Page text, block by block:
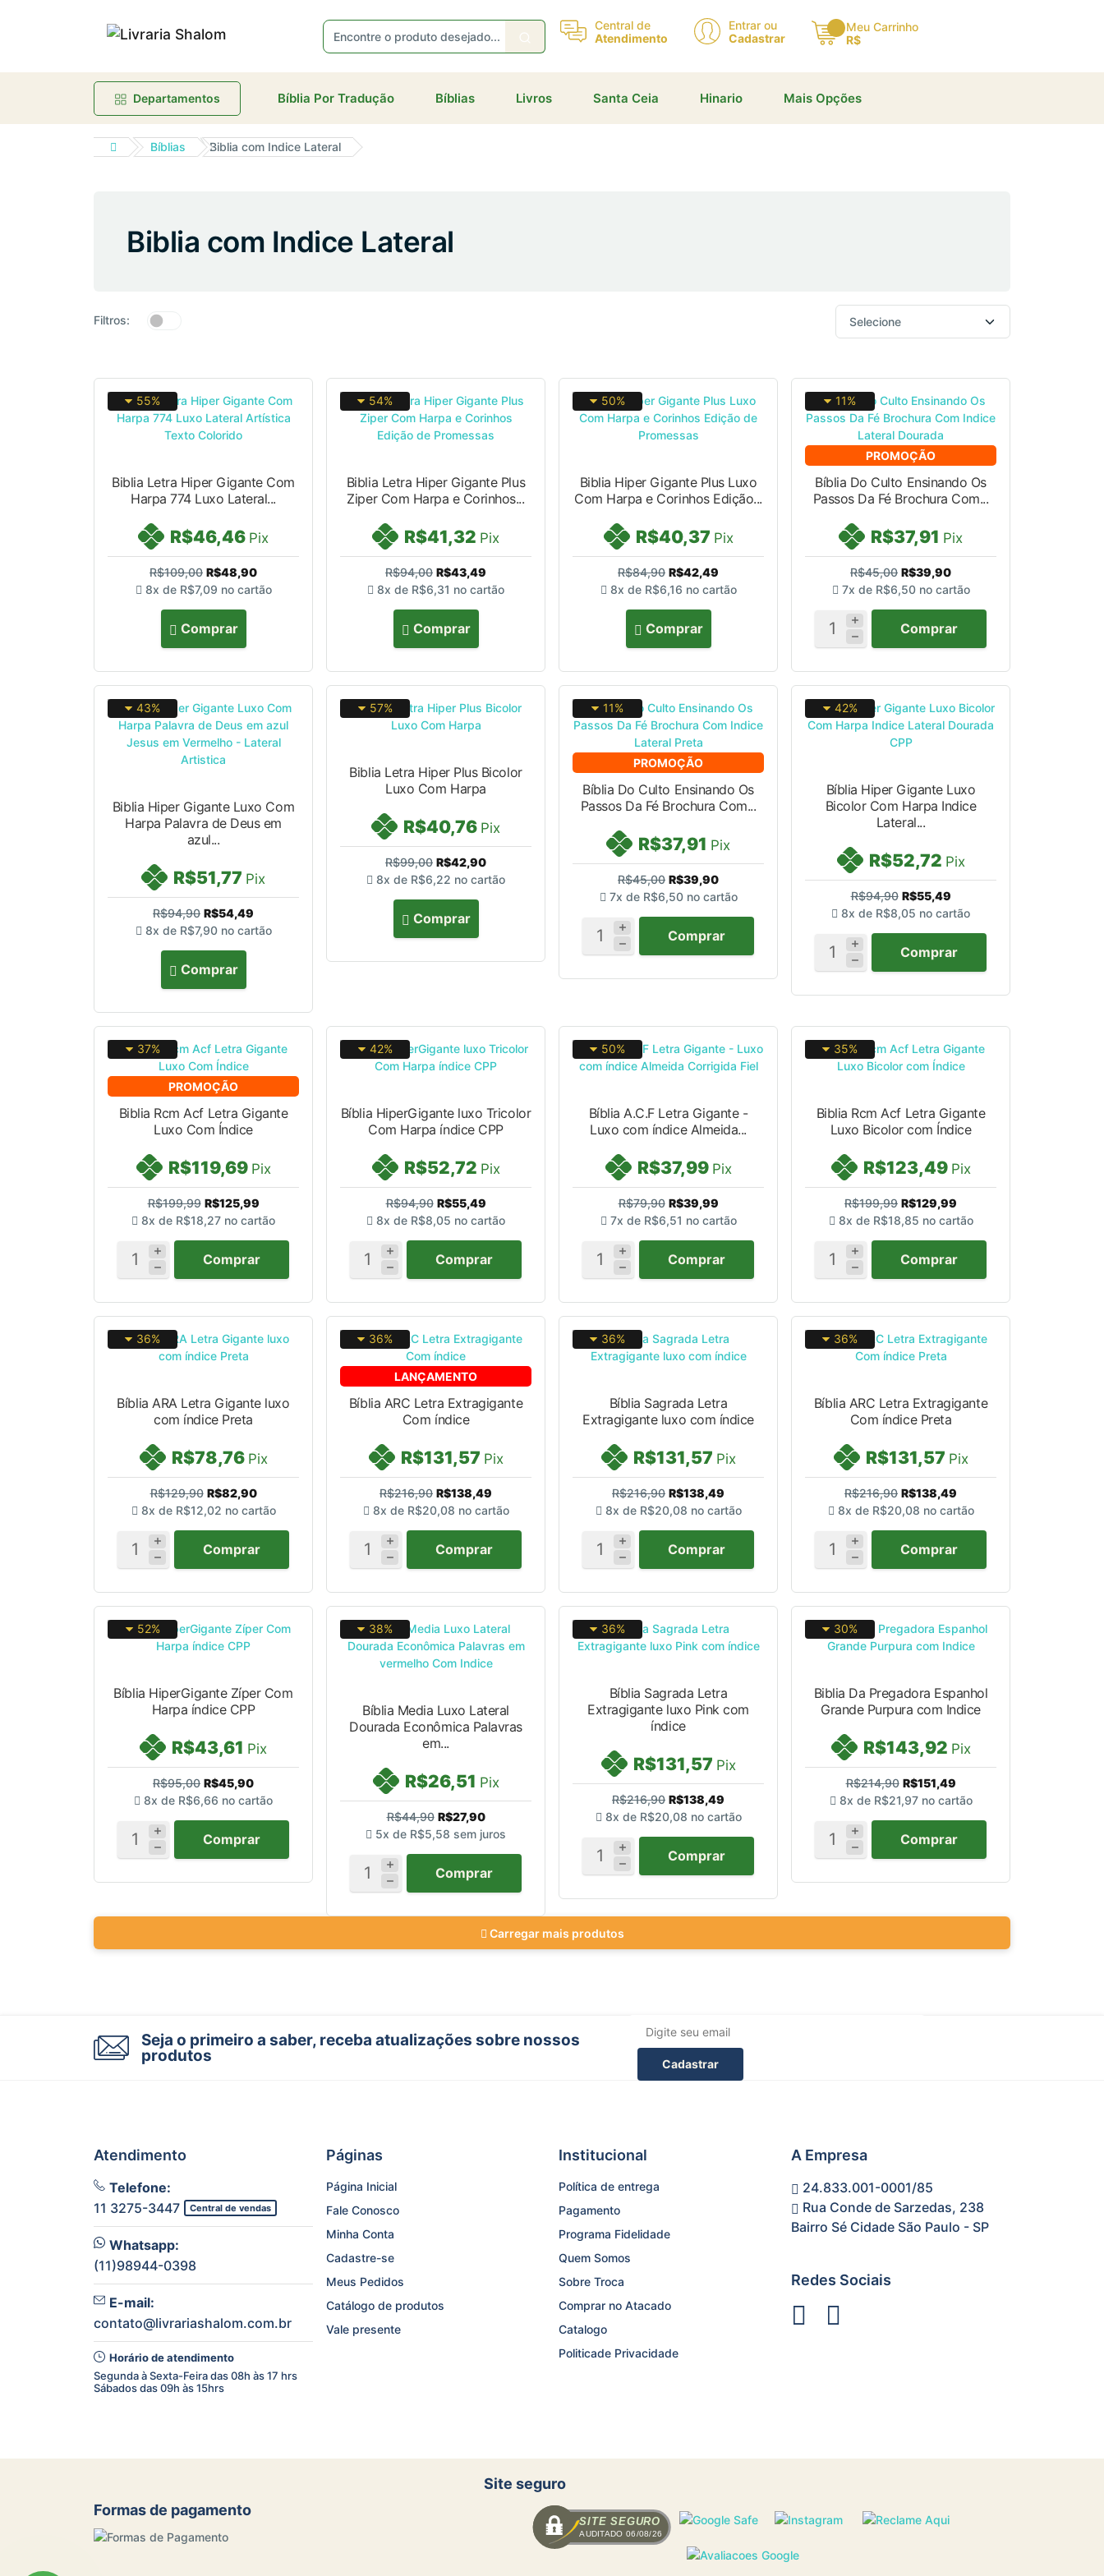
Central de
Atendimento
Entrar ou
Cadastrar
Meu Carrinho
R$
Departamentos Bíblia Por Tradução Bíblias Livros Santa Ceia Hinario Mais Opções
Bíblias Biblia com Indice Lateral
Biblia com Indice Lateral
Filtros:
55%
Biblia Letra Hiper Gigante Com
Harpa 774 Luxo Lateral...
R$46,46 Pix
R$109,00 R$48,90
8x de R$7,09 no cartão
Comprar
54%
Biblia Letra Hiper Gigante Plus
Ziper Com Harpa e Corinhos...
R$41,32 Pix
R$94,00 R$43,49
8x de R$6,31 no cartão
Comprar
50%
Biblia Hiper Gigante Plus Luxo
Com Harpa e Corinhos Edição...
R$40,37 Pix
R$84,90 R$42,49
8x de R$6,16 no cartão
Comprar
PROMOÇÃO
11%
Bíblia Do Culto Ensinando Os
Passos Da Fé Brochura Com...
R$37,91 Pix
R$45,00 R$39,90
7x de R$6,50 no cartão
Comprar
43%
Biblia Hiper Gigante Luxo Com
Harpa Palavra de Deus em
azul...
R$51,77 Pix
R$94,90 R$54,49
8x de R$7,90 no cartão
Comprar
57%
Biblia Letra Hiper Plus Bicolor
Luxo Com Harpa
R$40,76 Pix
R$99,00 R$42,90
8x de R$6,22 no cartão
Comprar
PROMOÇÃO
11%
Bíblia Do Culto Ensinando Os
Passos Da Fé Brochura Com...
R$37,91 Pix
R$45,00 R$39,90
7x de R$6,50 no cartão
Comprar
42%
Bíblia Hiper Gigante Luxo
Bicolor Com Harpa Indice
Lateral...
R$52,72 Pix
R$94,90 R$55,49
8x de R$8,05 no cartão
Comprar
PROMOÇÃO
37%
Biblia Rcm Acf Letra Gigante
Luxo Com Índice
R$119,69 Pix
R$199,99 R$125,99
8x de R$18,27 no cartão
Comprar
42%
Bíblia HiperGigante luxo Tricolor
Com Harpa índice CPP
R$52,72 Pix
R$94,90 R$55,49
8x de R$8,05 no cartão
Comprar
50%
Bíblia A.C.F Letra Gigante -
Luxo com índice Almeida...
R$37,99 Pix
R$79,90 R$39,99
7x de R$6,51 no cartão
Comprar
35%
Biblia Rcm Acf Letra Gigante
Luxo Bicolor com Índice
R$123,49 Pix
R$199,99 R$129,99
8x de R$18,85 no cartão
Comprar
36%
Bíblia ARA Letra Gigante luxo
com índice Preta
R$78,76 Pix
R$129,90 R$82,90
8x de R$12,02 no cartão
Comprar
LANÇAMENTO
36%
Bíblia ARC Letra Extragigante
Com índice
R$131,57 Pix
R$216,90 R$138,49
8x de R$20,08 no cartão
Comprar
36%
Bíblia Sagrada Letra
Extragigante luxo com índice
R$131,57 Pix
R$216,90 R$138,49
8x de R$20,08 no cartão
Comprar
36%
Bíblia ARC Letra Extragigante
Com índice Preta
R$131,57 Pix
R$216,90 R$138,49
8x de R$20,08 no cartão
Comprar
52%
Bíblia HiperGigante Zíper Com
Harpa índice CPP
R$43,61 Pix
R$95,00 R$45,90
8x de R$6,66 no cartão
Comprar
38%
Bíblia Media Luxo Lateral
Dourada Econômica Palavras
em...
R$26,51 Pix
R$44,90 R$27,90
5x de R$5,58 sem juros
Comprar
36%
Bíblia Sagrada Letra
Extragigante luxo Pink com
índice
R$131,57 Pix
R$216,90 R$138,49
8x de R$20,08 no cartão
Comprar
30%
Biblia Da Pregadora Espanhol
Grande Purpura com Indice
R$143,92 Pix
R$214,90 R$151,49
8x de R$21,97 no cartão
Comprar
Carregar mais produtos
Receba ofertas e descontos exclusivos ×
Seja o primeiro a saber, receba atualizações sobre nossos
produtos
Cadastrar
Atendimento
Telefone:
11 3275-3447
Central de vendas
Whatsapp:
(11)98944-0398
E-mail:
contato@livrariashalom.com.br
Horário de atendimento
Segunda à Sexta-Feira das 08h às 17 hrs
Sábados das 09h às 15hrs
Páginas
Página Inicial
Fale Conosco
Minha Conta
Cadastre-se
Meus Pedidos
Catálogo de produtos
Vale presente
Institucional
Política de entrega
Pagamento
Programa Fidelidade
Quem Somos
Sobre Troca
Comprar no Atacado
Catalogo
Politicade Privacidade
A Empresa
24.833.001-0001/85
Rua Conde de Sarzedas, 238
Bairro Sé Cidade São Paulo - SP
Redes Sociais
Formas de pagamento
Site seguro
SITE SEGURO
AUDITADO 06/08/26